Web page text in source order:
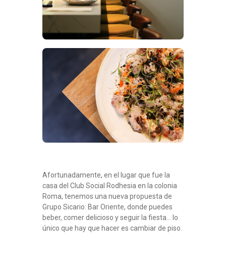
Afortunadamente, en el lugar que fue la
casa del Club Social Rodhesia en la colonia
Roma, tenemos una nueva propuesta de
Grupo Sicario: Bar Oriente, donde puedes
beber, comer delicioso y seguir la fiesta… lo
único que hay que hacer es cambiar de piso.